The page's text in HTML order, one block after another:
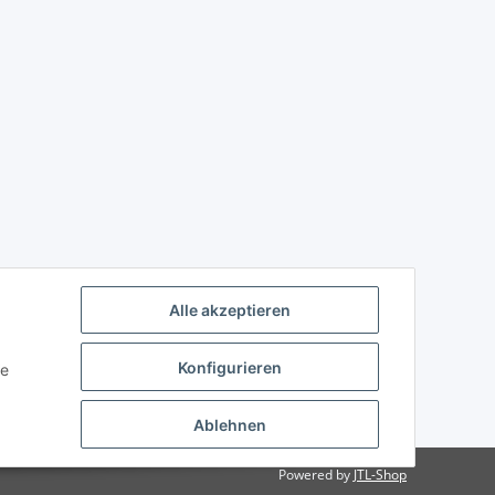
Alle akzeptieren
Konfigurieren
Ablehnen
Powered by JTL-Shop